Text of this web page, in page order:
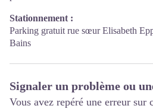
Stationnement :
Parking gratuit rue sœur Elisabeth
Bains
Signaler un problème ou
Vous avez repéré une erreur sur